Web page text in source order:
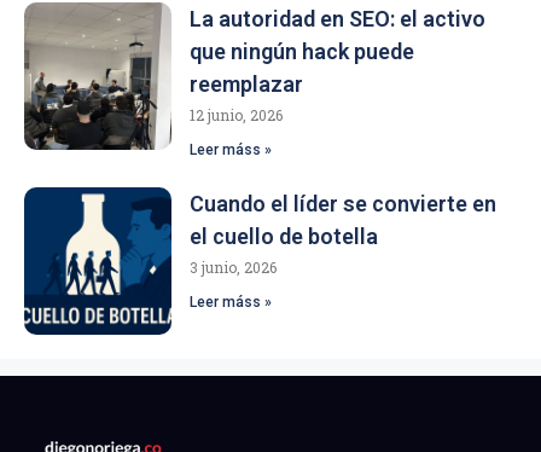
La autoridad en SEO: el activo
que ningún hack puede
reemplazar
12 junio, 2026
Leer máss »
Cuando el líder se convierte en
el cuello de botella
3 junio, 2026
Leer máss »